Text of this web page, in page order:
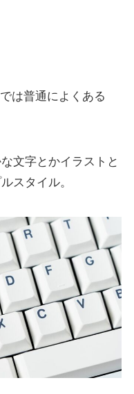
は普通によくある
文字とかイラストと
スタイル。